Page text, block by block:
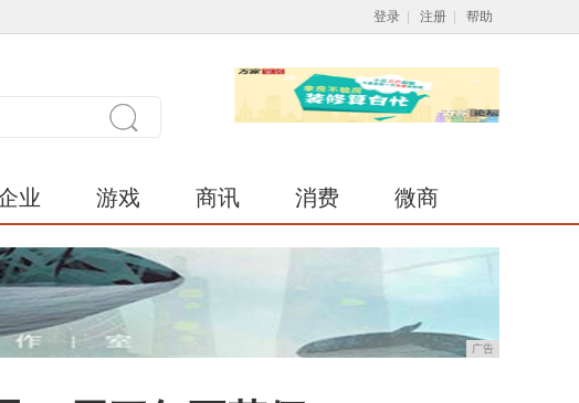
登录 注册 帮助
业 游戏 商讯 消费 微商
广告